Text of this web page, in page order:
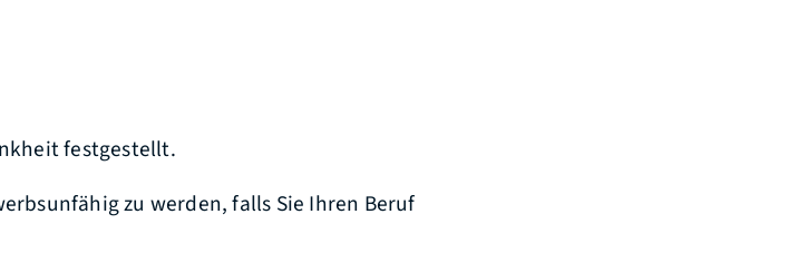
festgestellt.
zu werden, falls Sie Ihren Beruf